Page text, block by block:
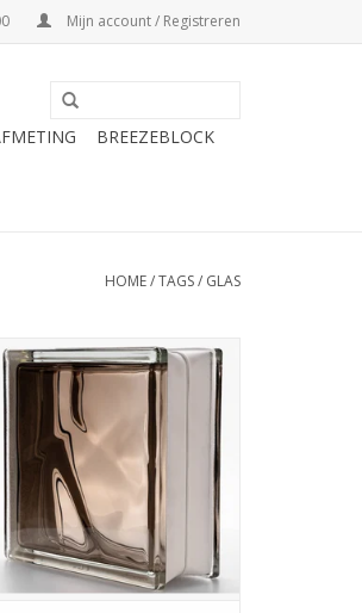
Mijn account / Registreren
BREEZEBLOCK
HOME/TAGS/ GLAS
190x190x80 Brilly Bronze
Deze steen heeft een gewolkt
uiterlijk. De kleur is achteraf in de
steen gespoten waardoor deze
steen alleen geschikt is voor
binnen gebruik.
TOEVOEGEN AAN WINKELWAGEN